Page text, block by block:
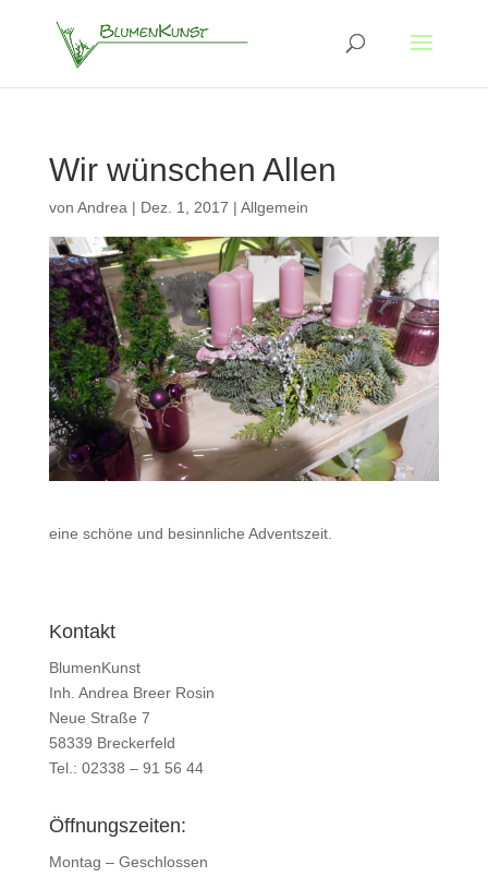
Wir wünschen Allen
von Andrea | Dez. 1, 2017 | Allgemein
eine schöne und besinnliche Adventszeit.
Kontakt
BlumenKunst
Inh. Andrea Breer Rosin
Neue Straße 7
58339 Breckerfeld
Tel.: 02338 – 91 56 44
Öffnungszeiten:
Montag – Geschlossen